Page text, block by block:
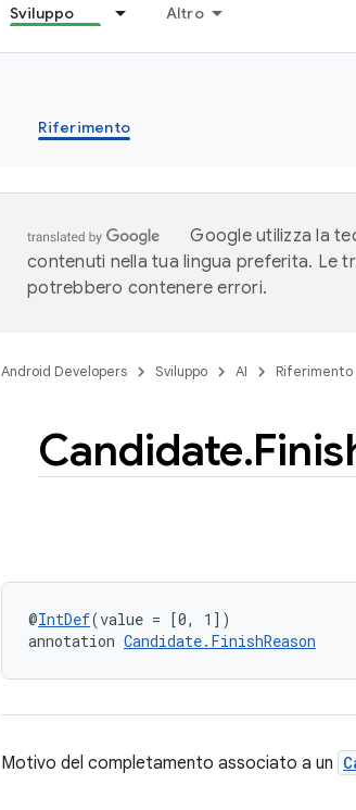
Sviluppo Altro
Riferimento
Google utilizza la
contenuti nella tua lingua preferita. Le
potrebbero contenere errori.
Android Developers Sviluppo AI Riferimento
Candidate.
@IntDef(value = [0, 1])
annotation Candidate.FinishReason
Motivo del completamento associato a un